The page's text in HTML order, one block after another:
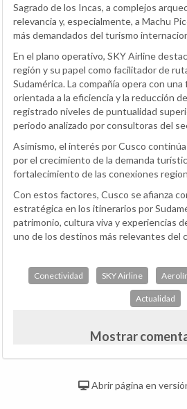
Sagrado de los Incas, a complejos
relevancia y, especialmente, a Machu
más demandados del turismo
En el plano operativo, SKY Airline
región y su papel como facilitador de
Sudamérica. La compañía opera con
orientada a la eficiencia y la reducción
registrado niveles de puntualidad
periodo analizado por consultoras del
Asimismo, el interés por Cusco
por el crecimiento de la demanda
fortalecimiento de las conexiones
Con estos factores, Cusco se afianza
estratégica en los itinerarios por
patrimonio, cultura viva y experiencias
uno de los destinos más relevantes del
Conectividad SKY Airline
Actualidad
Mostrar
Abrir página en